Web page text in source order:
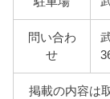
問い合わ
せ
掲載の内容は